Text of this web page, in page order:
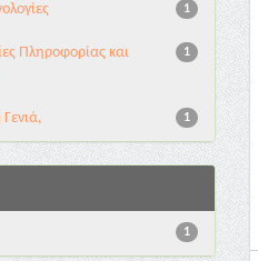
1
1
Πληροφορίας και
1
1